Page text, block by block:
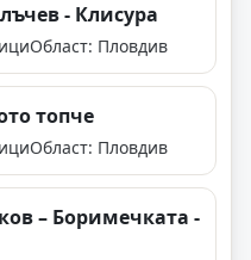
- Клисура
Област: Пловдив
топче
Област: Пловдив
– Боримечката -